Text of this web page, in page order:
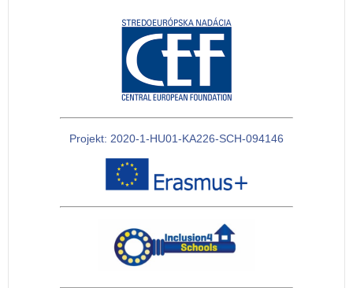
Projekt: 2020-1-HU01-KA226-SCH-094146